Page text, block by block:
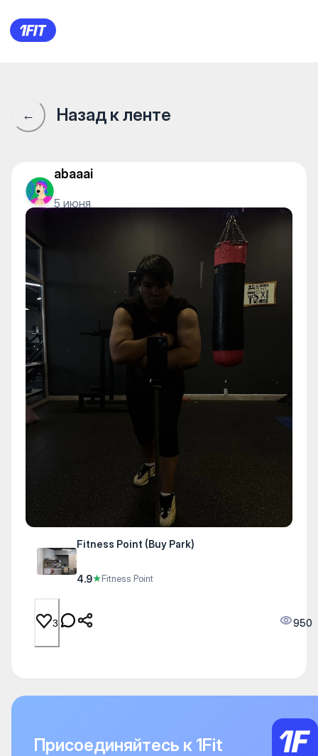
Fitness Point (Buy Park) —
← Назад к ленте
abaaai
5 июня
Fitness Point (Buy Park)
4.9★Fitness Point
3 950
Присоединяйтесь к 1Fit